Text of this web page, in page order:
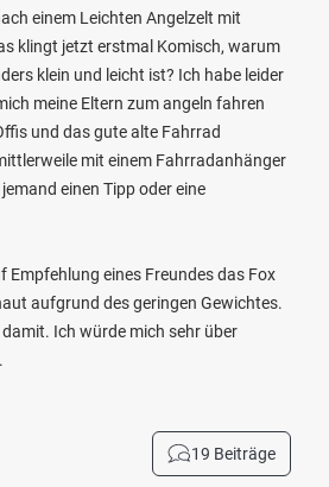
einem Leichten Angelzelt mit
klingt jetzt erstmal Komisch, warum
klein und leicht ist? Ich habe leider
meine Eltern zum angeln fahren
und das gute alte Fahrrad
mit einem Fahrradanhänger
einen Tipp oder eine
Empfehlung eines Freundes das Fox
aufgrund des geringen Gewichtes.
Ich würde mich sehr über
19 Beiträge